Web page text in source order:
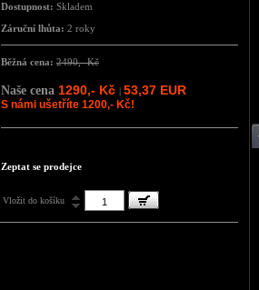
Dostupnost: Skladem
Záruční lhůta: 2 roky
Běžná cena: 2490,- Kč
Naše cena 1290,- Kč 53,37 EUR
S námi ušetříte 1200,- Kč!
Zeptat se prodejce
Vložit do košíku